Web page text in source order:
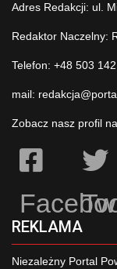
Adres Redakcji: ul.
Redaktor Naczelny:
Telefon: +48 503
mail:
Zobacz nasz profil
REKLAMA
Niezależny Portal